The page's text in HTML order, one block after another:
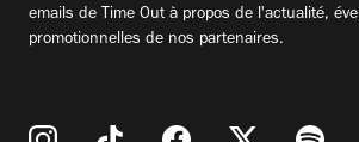
emails de Time Out à propos de l'actualité,
promotionnelles de nos partenaires.